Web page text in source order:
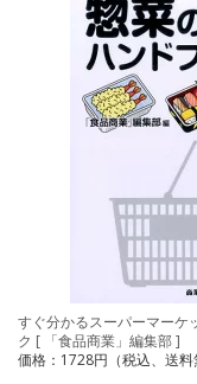
すぐ分かるスーパーマーケ
ク [ 「食品商業」編集部 ]
価格：1728円（税込、送料